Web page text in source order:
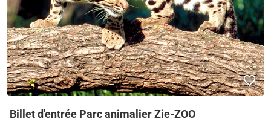
Billet d'entrée Parc animalier Zie-ZOO